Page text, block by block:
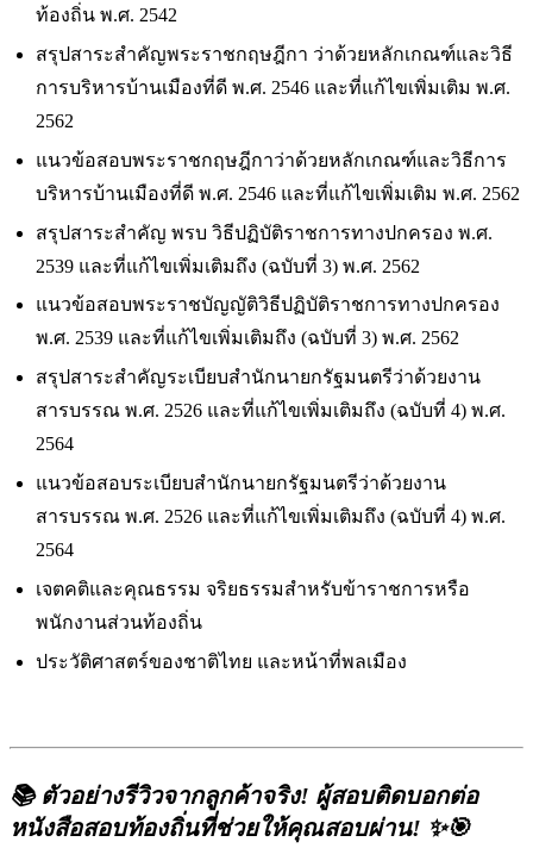
ท้องถิ่น พ.ศ. 2542
สรุปสาระสำคัญพระราชกฤษฎีกา ว่าด้วยหลักเกณฑ์และวิธี
การบริหารบ้านเมืองที่ดี พ.ศ. 2546 และที่แก้ไขเพิ่มเติม พ.ศ.
2562
แนวข้อสอบพระราชกฤษฎีกาว่าด้วยหลักเกณฑ์และวิธีการ
บริหารบ้านเมืองที่ดี พ.ศ. 2546 และที่แก้ไขเพิ่มเติม พ.ศ. 2562
สรุปสาระสำคัญ พรบ วิธีปฏิบัติราชการทางปกครอง พ.ศ.
2539 และที่แก้ไขเพิ่มเติมถึง (ฉบับที่ 3) พ.ศ. 2562
แนวข้อสอบพระราชบัญญัติวิธีปฏิบัติราชการทางปกครอง
พ.ศ. 2539 และที่แก้ไขเพิ่มเติมถึง (ฉบับที่ 3) พ.ศ. 2562
สรุปสาระสำคัญระเบียบสำนักนายกรัฐมนตรีว่าด้วยงาน
สารบรรณ พ.ศ. 2526 และที่แก้ไขเพิ่มเติมถึง (ฉบับที่ 4) พ.ศ.
2564
แนวข้อสอบระเบียบสำนักนายกรัฐมนตรีว่าด้วยงาน
สารบรรณ พ.ศ. 2526 และที่แก้ไขเพิ่มเติมถึง (ฉบับที่ 4) พ.ศ.
2564
เจตคติและคุณธรรม จริยธรรมสำหรับข้าราชการหรือ
พนักงานส่วนท้องถิ่น
ประวัติศาสตร์ของชาติไทย และหน้าที่พลเมือง
📚 ตัวอย่างรีวิวจากลูกค้าจริง! ผู้สอบติดบอกต่อ
หนังสือสอบท้องถิ่นที่ช่วยให้คุณสอบผ่าน! ✨🎯